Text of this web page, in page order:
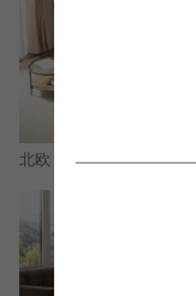
北欧